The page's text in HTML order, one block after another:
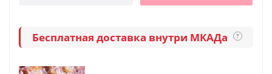
Бесплатная доставка внутри МКАДа ?